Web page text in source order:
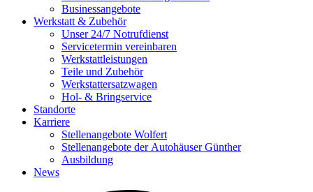
Businessangebote
Werkstatt & Zubehör
Unser 24/7 Notrufdienst
Servicetermin vereinbaren
Werkstattleistungen
Teile und Zubehör
Werkstattersatzwagen
Hol- & Bringservice
Standorte
Karriere
Stellenangebote Wolfert
Stellenangebote der Autohäuser Günther
Ausbildung
News